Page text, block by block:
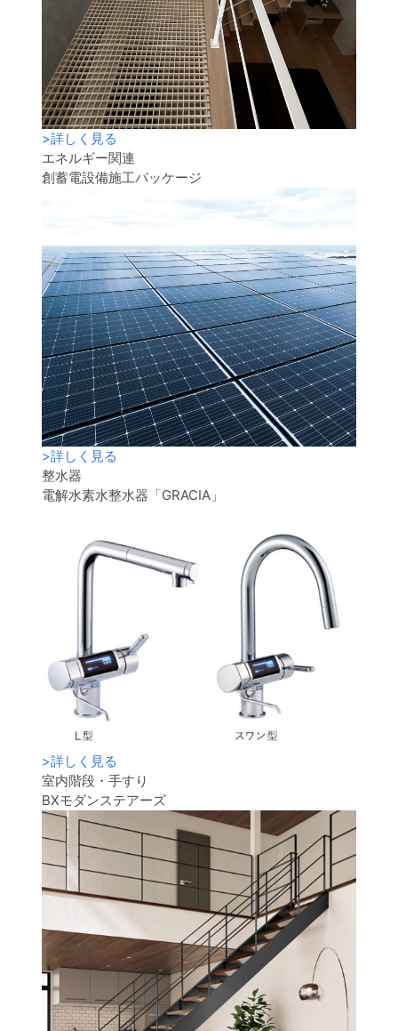
>詳しく見る
エネルギー関連
創蓄電設備施工パッケージ
>詳しく見る
整水器
電解水素水整水器「GRACIA」
>詳しく見る
室内階段・手すり
BXモダンステアーズ